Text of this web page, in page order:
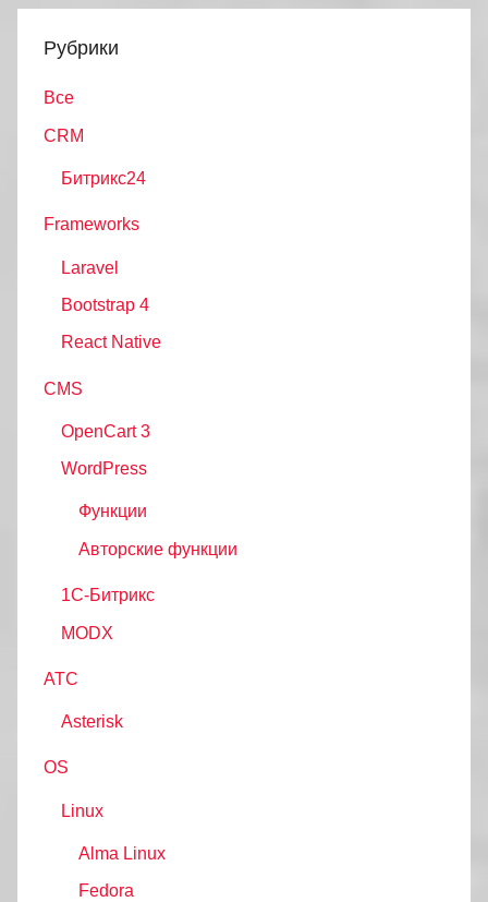
Рубрики
Все
CRM
Битрикс24
Frameworks
Laravel
Bootstrap 4
React Native
CMS
OpenCart 3
WordPress
Функции
Авторские функции
1С-Битрикс
MODX
АТС
Asterisk
OS
Linux
Alma Linux
Fedora